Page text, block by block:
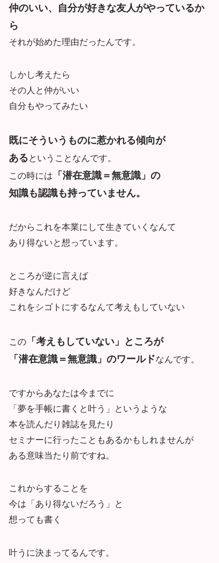
仲のいい、自分が好きな友人がやっているか
ら
それが始めた理由だったんです。
しかし考えたら
その人と仲がいい
自分もやってみたい
既にそういうものに惹かれる傾向が
ある ということなんです。
この時には 「潜在意識＝無意識」の
知識も認識も持っていません。
だからこれを本業にして生きていくなんて
あり得ないと想っています。
ところが逆に言えば
好きなんだけど
これをシゴトにするなんて考えもしていない
この「考えもしていない」ところが
「潜在意識＝無意識」のワールドなんです。
ですからあなたは今までに
「夢を手帳に書くと叶う」というような
本を読んだり雑誌を見たり
セミナーに行ったこともあるかもしれませんが
ある意味当たり前ですね。
これからすることを
今は「あり得ないだろう」と
想っても書く
叶うに決まってるんです。